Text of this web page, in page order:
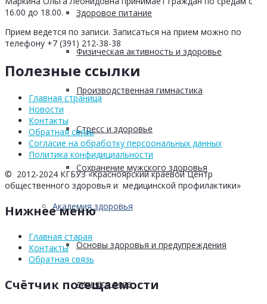
Здоровое питание
Физическая активность и здоровье
Производственная гимнастика
Стресс и здоровье
Сохранение мужского здоровья
Академия здоровья
Основы здоровья и предупреждения
лишнего веса
16.00 до 18.00.
Прием ведется по записи. Записаться на прием можно по
телефону +7 (391) 212-38-38
Полезные ссылки
Главная страница
Новости
Контакты
Обратная связь
Согласие на обработку персоональных данных
Политика конфидициальности
© 2012-2024 КГБУЗ «Красноярский краевой Центр
общественного здоровья и медицинской профилактики»
Нижнее меню
Главная старая
Контакты
Обратная связь
Счётчик посещаемости